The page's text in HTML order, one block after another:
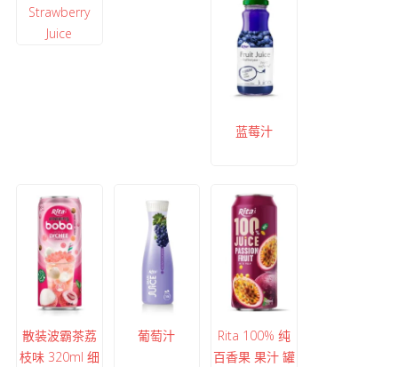
Strawberry
Juice
蓝莓汁
散装波霸茶荔
枝味 320ml 细
葡萄汁
Rita 100% 纯
百香果 果汁 罐